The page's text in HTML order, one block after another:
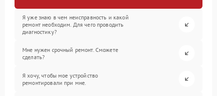
Я уже знаю в чем неисправность и какой
ремонт необходим. Для чего проводить
диагностику?
Мне нужен срочный ремонт. Сможете
сделать?
Я хочу, чтобы мое устройство
ремонтировали при мне.